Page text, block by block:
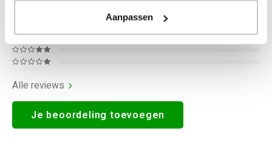
Aanpassen
Alle reviews
Je beoordeling toevoegen